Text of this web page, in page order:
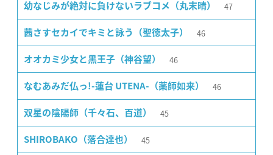
幼なじみが絶対に負けないラブコメ（丸末晴） 47
茜さすセカイでキミと詠う（聖徳太子） 46
オオカミ少女と黒王子（神谷望） 46
なむあみだ仏っ!-蓮台 UTENA-（薬師如来） 46
双星の陰陽師（千々石、百道） 45
SHIROBAKO（落合達也） 45